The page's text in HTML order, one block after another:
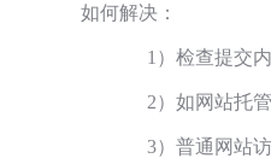
如何解决：
1）检查提交
2）如网站托
3）普通网站